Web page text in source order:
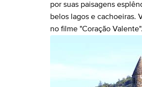
por suas paisagens
belos lagos e cachoeiras.
no filme "Coração Valente".